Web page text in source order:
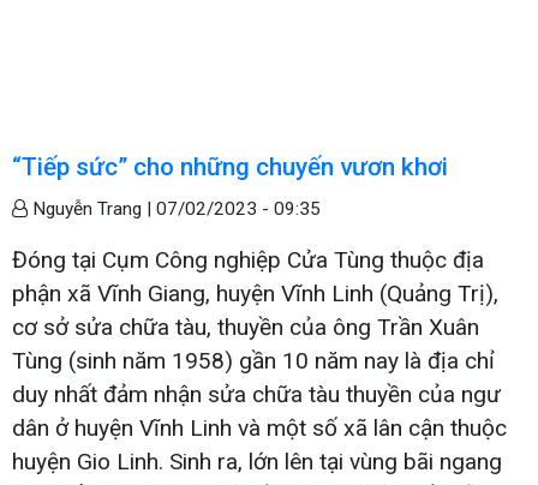
“Tiếp sức” cho những chuyến vươn khơi
Nguyễn Trang | 07/02/2023 - 09:35
Đóng tại Cụm Công nghiệp Cửa Tùng thuộc địa
phận xã Vĩnh Giang, huyện Vĩnh Linh (Quảng Trị),
cơ sở sửa chữa tàu, thuyền của ông Trần Xuân
Tùng (sinh năm 1958) gần 10 năm nay là địa chỉ
duy nhất đảm nhận sửa chữa tàu thuyền của ngư
dân ở huyện Vĩnh Linh và một số xã lân cận thuộc
huyện Gio Linh. Sinh ra, lớn lên tại vùng bãi ngang